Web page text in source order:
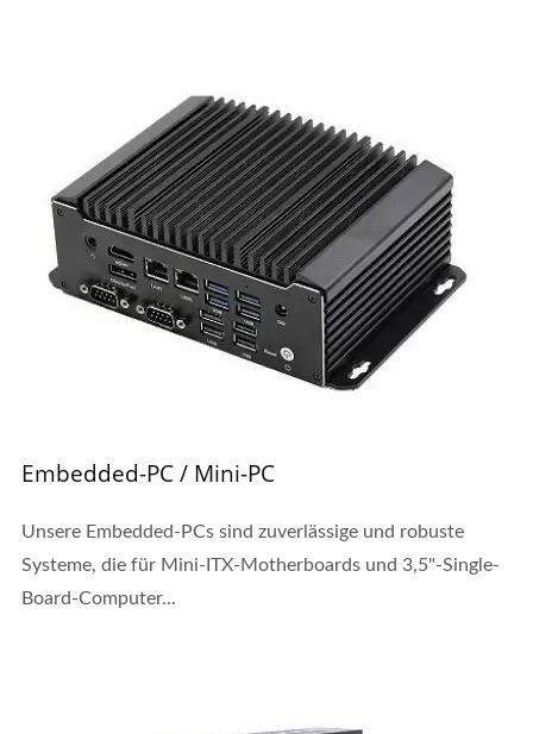
Embedded-PC / Mini-PC
Unsere Embedded-PCs sind zuverlässige und robuste
Systeme, die für Mini-ITX-Motherboards und 3,5"-Single-
Board-Computer...